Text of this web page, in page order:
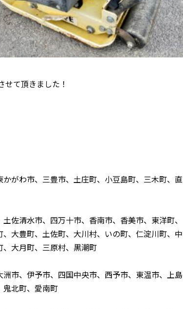
て頂きました！
がわ市、三豊市、土庄町、小豆島町、三木町、直
佐清水市、四万十市、香南市、香美市、東洋町、
大豊町、土佐町、大川村、いの町、仁淀川町、中
大月町、三原村、黒潮町
市、伊予市、四国中央市、西予市、東温市、上島
鬼北町、愛南町